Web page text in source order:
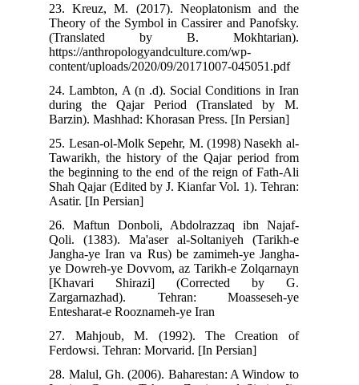
23. Kreuz, M. (2017). Neoplatonism and the
Theory of the Symbol in Cassirer and Panofsky.
(Translated by B. Mokhtarian).
https://anthropologyandculture.com/wp-
content/uploads/2020/09/20171007-045051.pdf
24. Lambton, A (n .d). Social Conditions in Iran
during the Qajar Period (Translated by M.
Barzin). Mashhad: Khorasan Press. [In Persian]
25. Lesan-ol-Molk Sepehr, M. (1998) Nasekh al-
Tawarikh, the history of the Qajar period from
the beginning to the end of the reign of Fath-Ali
Shah Qajar (Edited by J. Kianfar Vol. 1). Tehran:
Asatir. [In Persian]
26. Maftun Donboli, Abdolrazzaq ibn Najaf-
Qoli. (1383). Ma'aser al-Soltaniyeh (Tarikh-e
Jangha-ye Iran va Rus) be zamimeh-ye Jangha-
ye Dowreh-ye Dovvom, az Tarikh-e Zolqarnayn
[Khavari Shirazi] (Corrected by G.
Zargarnazhad). Tehran: Moasseseh-ye
Entesharat-e Rooznameh-ye Iran
27. Mahjoub, M. (1992). The Creation of
Ferdowsi. Tehran: Morvarid. [In Persian]
28. Malul, Gh. (2006). Baharestan: A Window to